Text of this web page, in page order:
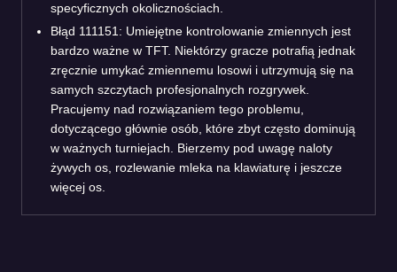
specyficznych okolicznościach.
Błąd 111151: Umiejętne kontrolowanie zmiennych jest
bardzo ważne w TFT. Niektórzy gracze potrafią jednak
zręcznie umykać zmiennemu losowi i utrzymują się na
samych szczytach profesjonalnych rozgrywek.
Pracujemy nad rozwiązaniem tego problemu,
dotyczącego głównie osób, które zbyt często dominują
w ważnych turniejach. Bierzemy pod uwagę naloty
żywych os, rozlewanie mleka na klawiaturę i jeszcze
więcej os.